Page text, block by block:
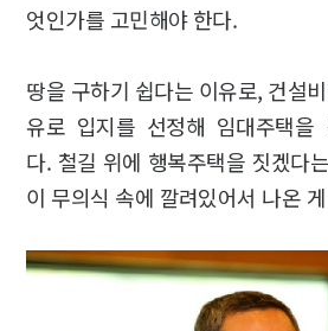
엇인가를 고민해야 한다.
땅을 구하기 쉽다는 이유로, 건설
유로 입지를 선정해 임대주택을
다. 철길 위에 행복주택을 짓겠다
이 무의식 속에 깔려있어서 나온